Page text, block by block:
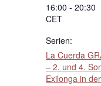
16:00 - 20:30
CET
Serien:
La Cuerda
– 2. und 4.
Exilonga in